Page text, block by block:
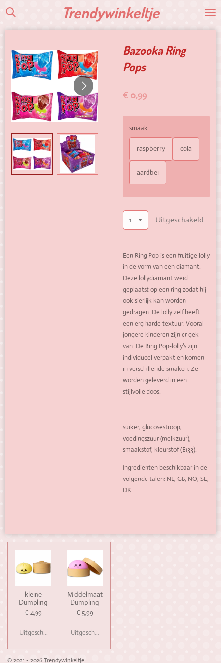
Ga
hoofdinhoud
Trendywinkeltje
Bazooka Ring
Pops
€ 0,99
smaak
raspberry cola
aardbei
Uitgeschakeld
Een Ring Pop is een fruitige lolly
in de vorm van een diamant.
Deze lollydiamant werd
geplaatst op een ring zodat hij
ook sierlijk kan worden
gedragen. De lolly zelf heeft
een erg harde textuur. Vooral
jongere kinderen zijn er gek
van. De Ring Pop-lolly’s zijn
individueel verpakt en komen
in verschillende smaken. Ze
worden geleverd in een
stijlvolle doos.
suiker, glucosestroop,
voedingszuur (melkzuur),
smaakstof, kleurstof (E133).
Ingredienten beschikbaar in de
volgende talen: NL, GB, NO, SE,
DK.
kleine
Dumpling
€ 4,99
Uitgeschakeld
Middelmaat
Dumpling
€ 5,99
Uitgeschakeld
© 2021 - 2026 Trendywinkeltje